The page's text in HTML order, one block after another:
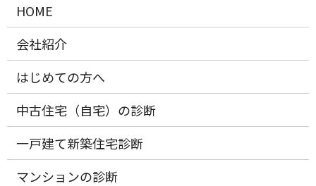
HOME
会社紹介
はじめての方へ
中古住宅（自宅）の診断
一戸建て新築住宅診断
マンションの診断